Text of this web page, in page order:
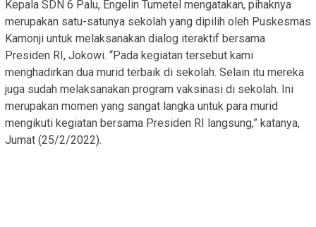
Kepala SDN 6 Palu, Engelin Tumetel mengatakan, pihaknya
merupakan satu-satunya sekolah yang dipilih oleh Puskesmas
Kamonji untuk melaksanakan dialog iteraktif bersama
Presiden RI, Jokowi. “Pada kegiatan tersebut kami
menghadirkan dua murid terbaik di sekolah. Selain itu mereka
juga sudah melaksanakan program vaksinasi di sekolah. Ini
merupakan momen yang sangat langka untuk para murid
mengikuti kegiatan bersama Presiden RI langsung,” katanya,
Jumat (25/2/2022).